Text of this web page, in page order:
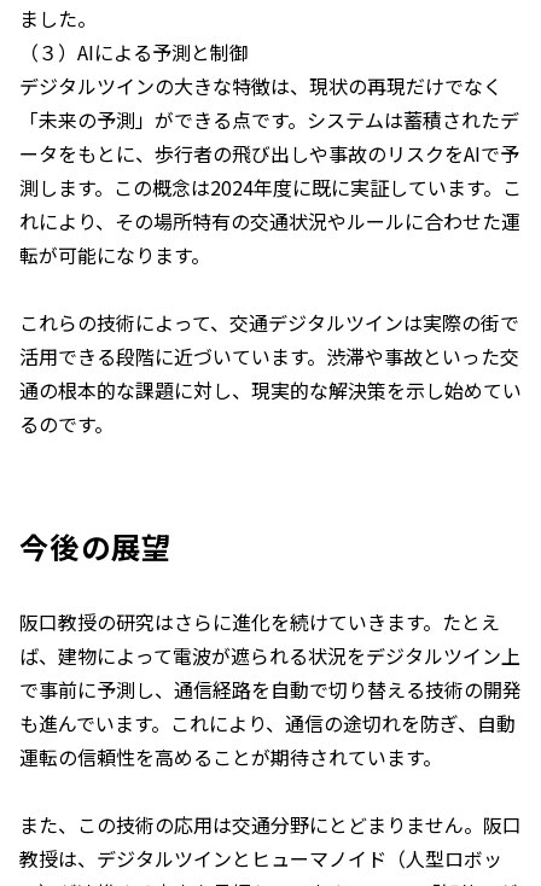
ました。
（３）AIによる予測と制御
デジタルツインの大きな特徴は、現状の再現だけでなく
「未来の予測」ができる点です。システムは蓄積されたデ
ータをもとに、歩行者の飛び出しや事故のリスクをAIで予
測します。この概念は2024年度に既に実証しています。こ
れにより、その場所特有の交通状況やルールに合わせた運
転が可能になります。
これらの技術によって、交通デジタルツインは実際の街で
活用できる段階に近づいています。渋滞や事故といった交
通の根本的な課題に対し、現実的な解決策を示し始めてい
るのです。
今後の展望
阪口教授の研究はさらに進化を続けていきます。たとえ
ば、建物によって電波が遮られる状況をデジタルツイン上
で事前に予測し、通信経路を自動で切り替える技術の開発
も進んでいます。これにより、通信の途切れを防ぎ、自動
運転の信頼性を高めることが期待されています。
また、この技術の応用は交通分野にとどまりません。阪口
教授は、デジタルツインとヒューマノイド（人型ロボッ